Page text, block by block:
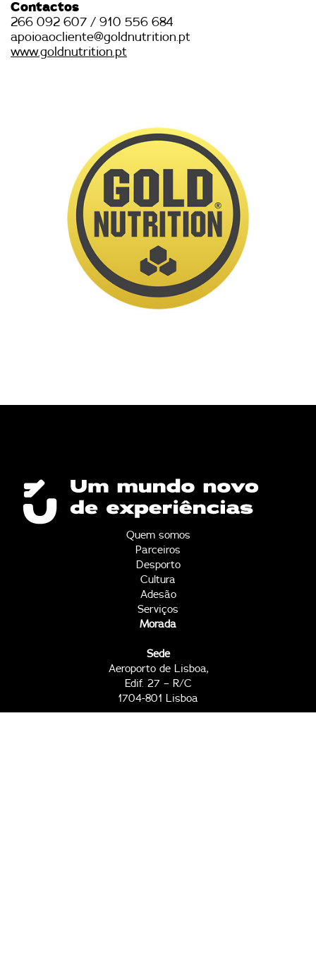
Contactos
266 092 607 / 910 556 684
apoioaocliente@goldnutrition.pt
www.goldnutrition.pt
Quem somos
Parceiros
Desporto
Cultura
Adesão
Serviços
Morada
Sede
Aeroporto de Lisboa,
Edif. 27 – R/C
1704-801 Lisboa